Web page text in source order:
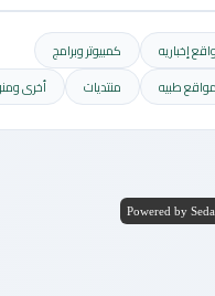
كمبيوتر وبرامج
منتديات أخرى ومنوعه